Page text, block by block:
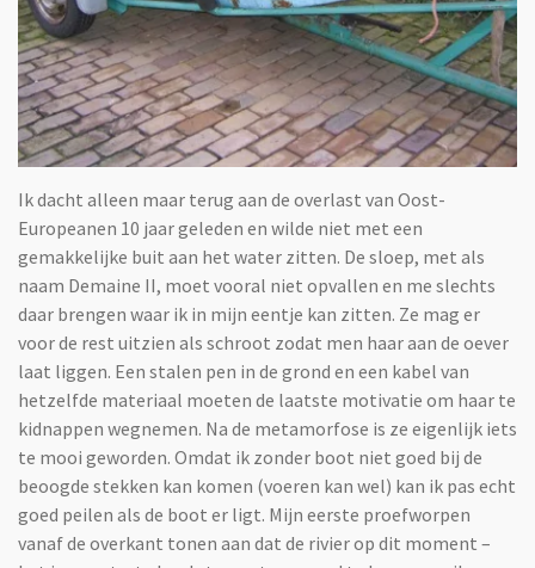
Ik dacht alleen maar terug aan de overlast van Oost-
Europeanen 10 jaar geleden en wilde niet met een
gemakkelijke buit aan het water zitten. De sloep, met als
naam Demaine II, moet vooral niet opvallen en me slechts
daar brengen waar ik in mijn eentje kan zitten. Ze mag er
voor de rest uitzien als schroot zodat men haar aan de oever
laat liggen. Een stalen pen in de grond en een kabel van
hetzelfde materiaal moeten de laatste motivatie om haar te
kidnappen wegnemen. Na de metamorfose is ze eigenlijk iets
te mooi geworden. Omdat ik zonder boot niet goed bij de
beoogde stekken kan komen (voeren kan wel) kan ik pas echt
goed peilen als de boot er ligt. Mijn eerste proefworpen
vanaf de overkant tonen aan dat de rivier op dit moment –